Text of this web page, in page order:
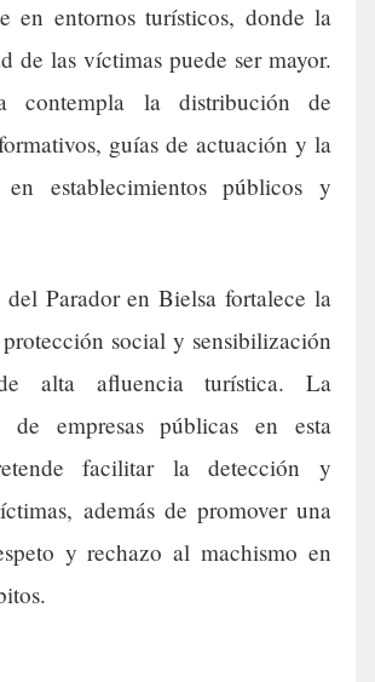
en entornos turísticos, donde la
de las víctimas puede ser mayor.
contempla la distribución de
guías de actuación y la
en establecimientos públicos y
del Parador en Bielsa fortalece la
social y sensibilización
alta afluencia turística. La
de empresas públicas en esta
facilitar la detección y
además de promover una
y rechazo al machismo en